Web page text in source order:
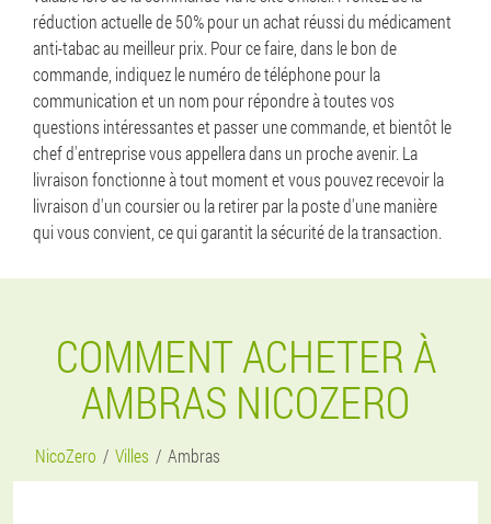
réduction actuelle de 50% pour un achat réussi du médicament
anti-tabac au meilleur prix. Pour ce faire, dans le bon de
commande, indiquez le numéro de téléphone pour la
communication et un nom pour répondre à toutes vos
questions intéressantes et passer une commande, et bientôt le
chef d'entreprise vous appellera dans un proche avenir. La
livraison fonctionne à tout moment et vous pouvez recevoir la
livraison d'un coursier ou la retirer par la poste d'une manière
qui vous convient, ce qui garantit la sécurité de la transaction.
COMMENT ACHETER À
AMBRAS NICOZERO
NicoZero Villes Ambras